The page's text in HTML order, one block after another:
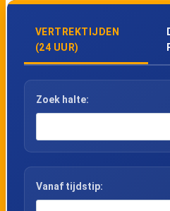
VERTREKTIJDEN
(24 UUR)
Zoek halte:
Vanaf tijdstip: